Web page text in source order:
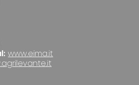
www.eima.it